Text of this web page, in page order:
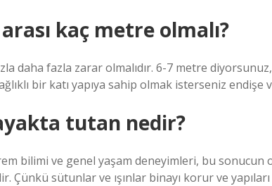
kaç metre olmalı?
daha fazla zarar olmalıdır. 6-7 metre
bir katı yapıya sahip olmak isterseniz endişe
tutan nedir?
bilimi ve genel yaşam deneyimleri, bu sonucun
Çünkü sütunlar ve ışınlar binayı korur ve